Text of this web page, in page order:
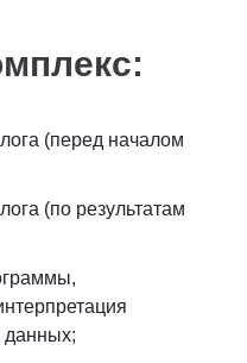
(перед началом
(по результатам
данных;